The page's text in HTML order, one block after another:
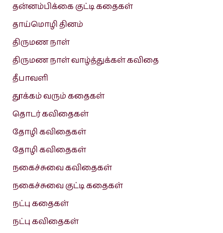
தன்னம்பிக்கை குட்டி கதைகள்
தாய்மொழி தினம்
திருமண நாள்
திருமண நாள் வாழ்த்துக்கள் கவிதை
தீபாவளி
தூக்கம் வரும் கதைகள்
தொடர் கவிதைகள்
தோழி கவிதைகள்
தோழி கவிதைகள்
நகைச்சுவை கவிதைகள்
நகைச்சுவை குட்டி கதைகள்
நட்பு கதைகள்
நட்பு கவிதைகள்